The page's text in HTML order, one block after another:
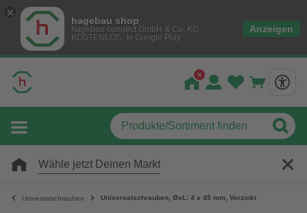
hagebau shop
hagebau connect GmbH & Co. KG
KOSTENLOS- In Google Play
Anzeigen
Wähle jetzt Deinen Markt
Universalschrauben Universalschrauben, ØxL: 4 x 45 mm, Verzinkt